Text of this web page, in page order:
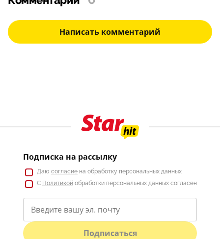
Написать комментарий
Подписка на рассылку
Даю согласие на обработку персональных данных
С Политикой обработки персональных данных согласен
Подписаться